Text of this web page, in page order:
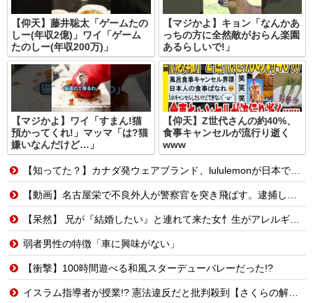
【仰天】藤井聡太「ゲームたの
しー(年収2億)」ワイ「ゲーム
たのしー(年収200万)」
【マジかよ】キョン「なんかあ
っちの方に全然敵がおらん楽園
あるらしいで!」
【マジかよ】ワイ「すまん!猫
預かってくれ!」マッマ「は?猫
嫌いなんだけど…」
【仰天】Z世代さんの約40%、
食事キャンセルが流行り逝く
www
【知ってた？】カナダ発ウェアブランド、lululemonが日本でオープン→店名は日本差別からできた？
【動画】名古屋栄で不良外人が警察官を突き飛ばす。逮捕しろやｗｗｗ
【呆然】 兄が『結婚したい』と連れて来た女忄生がアレルギー持ちだった。両親は難色を示したが兄は結婚し実家とは疎遠状態に。その後、兄夫婦に子供が2人生まれたが...
弱者男性の特徴「車に興味がない」
【衝撃】100時間遊べる和風スターデューバレーだった!?
イスラム指導者が授業!? 憲法違反だと批判殺到【さくらの解説】